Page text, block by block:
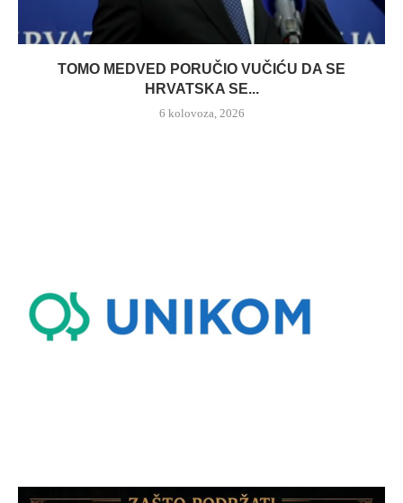
TOMO MEDVED PORUČIO VUČIĆU DA SE
HRVATSKA SE...
6 kolovoza, 2026